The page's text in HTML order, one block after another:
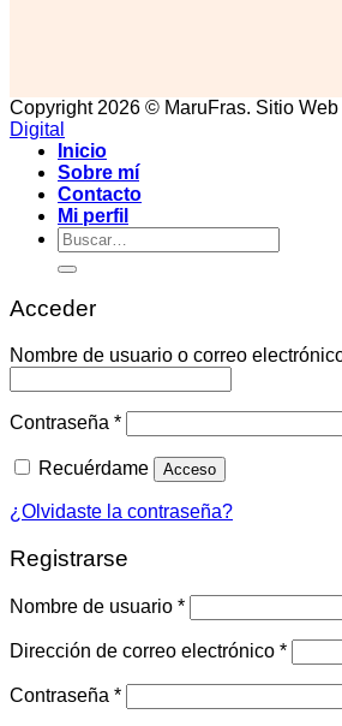
Copyright 2026 © MaruFras. Sitio
Digital
Inicio
Sobre mí
Contacto
Mi perfil
Buscar
por:
Acceder
Nombre de usuario o correo
Contraseña *Obligatorio
Recuérdame Acceso
¿Olvidaste la contraseña?
Registrarse
Nombre de usuario *Obligatorio
Dirección de correo electrónico *
Contraseña *Obligatorio